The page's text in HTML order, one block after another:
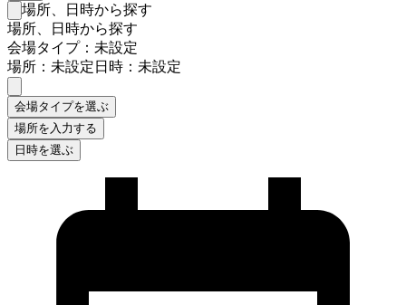
検索フォームを閉じる
場所、日時から探す
場所、日時から探す
会場タイプ：未設定
場所：未設定日時：未設定
会場タイプを選ぶ
場所を入力する
日時を選ぶ